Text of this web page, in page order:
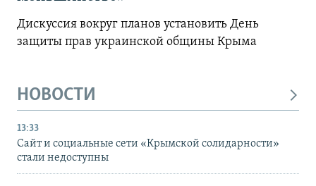
Дискуссия вокруг планов установить День
защиты прав украинской общины Крыма
НОВОСТИ
13:33
Сайт и социальные сети «Крымской солидарности»
стали недоступны